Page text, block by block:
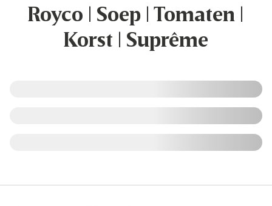
Royco | Soep | Tomaten |
Korst | Suprême